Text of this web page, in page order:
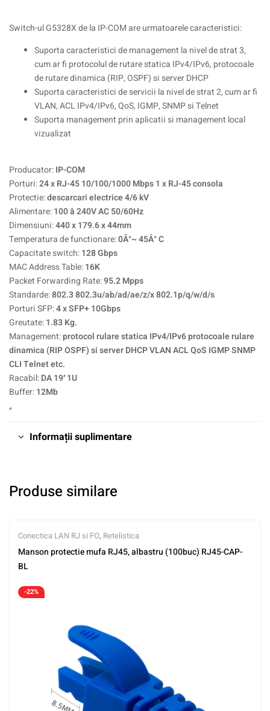
Switch-ul G5328X de la IP-COM are urmatoarele caracteristici:
Suporta caracteristici de management la nivel de strat 3,
cum ar fi protocolul de rutare statica IPv4/IPv6, protocoale
de rutare dinamica (RIP, OSPF) si server DHCP
Suporta caracteristici de servicii la nivel de strat 2, cum ar fi
VLAN, ACL IPv4/IPv6, QoS, IGMP, SNMP si Telnet
Suporta management prin aplicatii si management local
vizualizat
Producator:IP-COM
Porturi:24 x RJ-45 10/100/1000 Mbps 1 x RJ-45 consola
Protectie:descarcari electrice 4/6 kV
Alimentare:100 â 240V AC 50/60Hz
Dimensiuni:440 x 179.6 x 44mm
Temperatura de functionare:0Â°~ 45Â° C
Capacitate switch:128 Gbps
MAC Address Table:16K
Packet Forwarding Rate:95.2 Mpps
Standarde:802.3 802.3u/ab/ad/ae/z/x 802.1p/q/w/d/s
Porturi SFP:4 x SFP+ 10Gbps
Greutate:1.83 Kg.
Management:protocol rulare statica IPv4/IPv6 protocoale rulare
dinamica (RIP OSPF) si server DHCP VLAN ACL QoS IGMP SNMP
CLI Telnet etc.
Racabil:DA 19′ 1U
Buffer:12Mb
„
Informații suplimentare
Produse similare
Conectica LAN RJ si FO, Retelistica
Manson protectie mufa RJ45, albastru (100buc) RJ45-CAP-
BL
-22%